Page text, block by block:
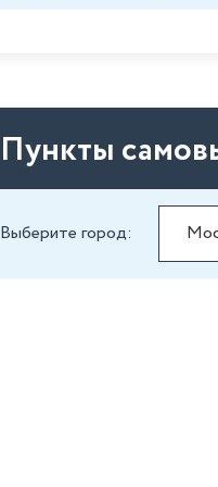
Пункты
Выберите город: